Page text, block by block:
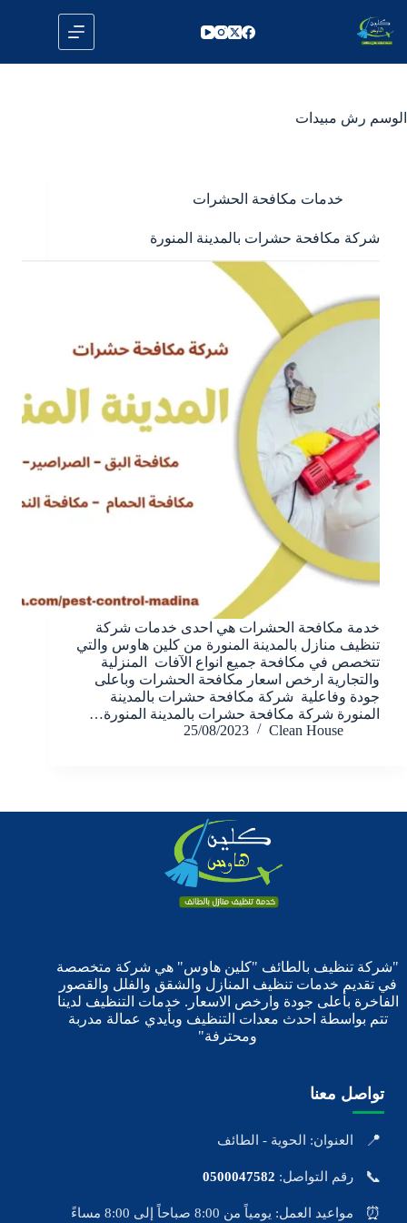
إلى
المحتوى
الوسم رش مبيدات
خدمات مكافحة الحشرات
شركة مكافحة حشرات بالمدينة المنورة
خدمة مكافحة الحشرات هي احدى خدمات شركة
تنظيف منازل بالمدينة المنورة من كلين هاوس والتي
تتخصص في مكافحة جميع انواع الآفات المنزلية
والتجارية ارخص اسعار مكافحة الحشرات وباعلى
جودة وفاعلية شركة مكافحة حشرات بالمدينة
المنورة شركة مكافحة حشرات بالمدينة المنورة…
Clean House
25/08/2023
"شركة تنظيف بالطائف "كلين هاوس" هي شركة متخصصة
في تقديم خدمات تنظيف المنازل والشقق والفلل والقصور
الفاخرة بأعلى جودة وارخص الاسعار. خدمات التنظيف لدينا
تتم بواسطة احدث معدات التنظيف وبأيدي عمالة مدربة
ومحترفة"
تواصل معنا
📍 العنوان: الحوية - الطائف
📞 رقم التواصل: 0500047582
⏰ مواعيد العمل: يومياً من 8:00 صباحاً إلى 8:00 مساءً